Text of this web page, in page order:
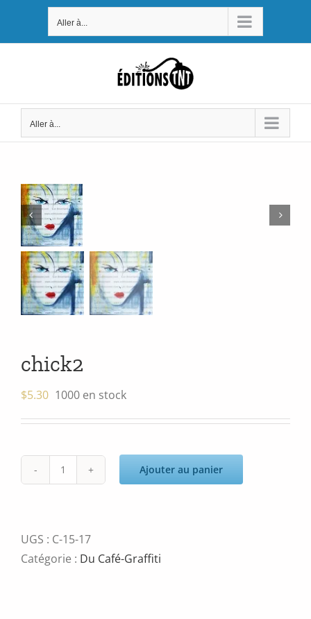
contenu
Aller à...
Aller à...
chick2
$5.30 1000 en stock
quantité
Ajouter au panier
UGS : C-15-17
Catégorie : Du Café-Graffiti